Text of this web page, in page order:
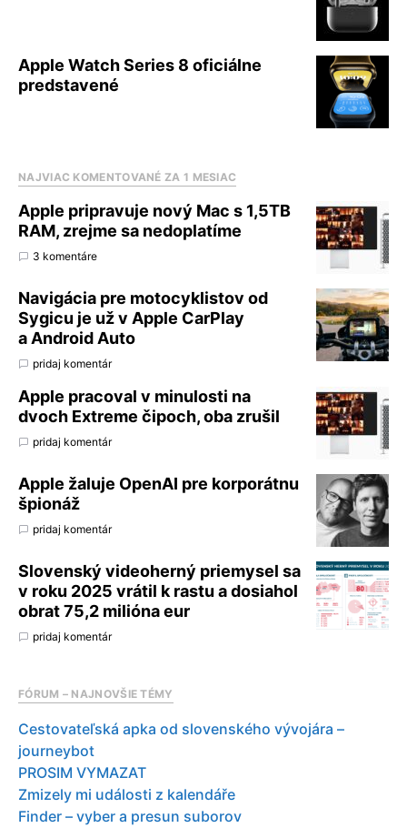
Apple Watch Series 8 oficiálne
predstavené
NAJVIAC KOMENTOVANÉ ZA 1 MESIAC
Apple pripravuje nový Mac s 1,5TB
RAM, zrejme sa nedoplatíme
3 komentáre
Navigácia pre motocyklistov od
Sygicu je už v Apple CarPlay
a Android Auto
pridaj komentár
Apple pracoval v minulosti na
dvoch Extreme čipoch, oba zrušil
pridaj komentár
Apple žaluje OpenAI pre korporátnu
špionáž
pridaj komentár
Slovenský videoherný priemysel sa
v roku 2025 vrátil k rastu a dosiahol
obrat 75,2 milióna eur
pridaj komentár
FÓRUM – NAJNOVŠIE TÉMY
Cestovateľská apka od slovenského vývojára –
journeybot
PROSIM VYMAZAT
Zmizely mi události z kalendáře
Finder – vyber a presun suborov